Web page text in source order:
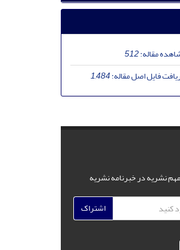
مقاله:512
فایل اصل مقاله:1,484
نشریه در خبرنامه نشریه
اشتراک